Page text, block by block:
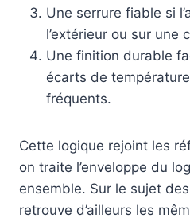
Une serrure fiable si
l’extérieur ou sur une
Une finition durable
écarts de
fréquents.
Cette logique rejoint les
on traite l’enveloppe du
ensemble. Sur le sujet des
retrouve d’ailleurs les